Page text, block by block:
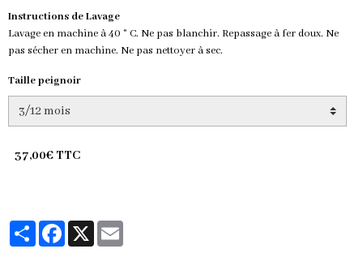
Instructions de Lavage
Lavage en machine à 40 ° C. Ne pas blanchir. Repassage à fer doux. Ne
pas sécher en machine. Ne pas nettoyer à sec.
Taille peignoir
37,00€ TTC
PartagerFacebook
X